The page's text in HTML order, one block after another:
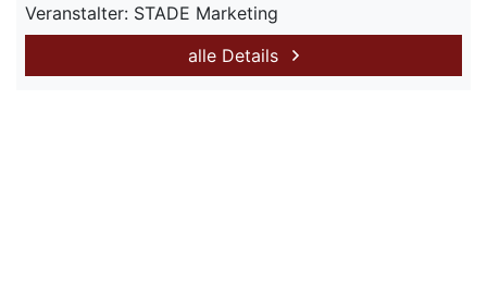
Veranstalter: STADE Marketing
alle Details